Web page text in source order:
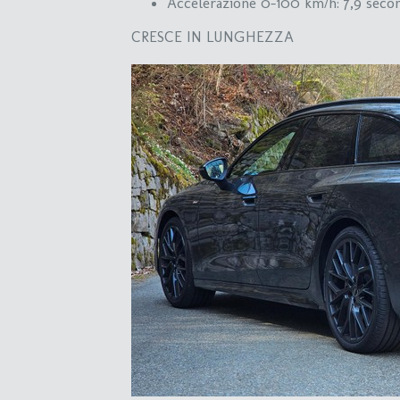
CRESCE IN LUNGHEZZA